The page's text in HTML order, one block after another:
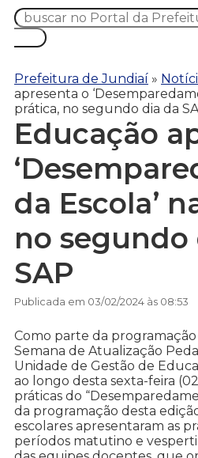
Prefeitura de Jundiaí »
apresenta o
prática, no segundo dia da
Educação
da Escola’
no segundo
SAP
Publicada em 03/02/2024 às 08:53
Como parte da
Semana de Atualização
Unidade de Gestão de
ao longo desta sexta-feira
práticas do
da programação desta
escolares apresentaram as
períodos matutino e